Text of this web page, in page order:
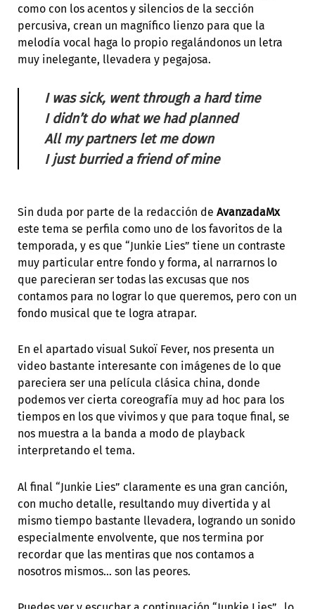
como con los acentos y silencios de la sección
percusiva, crean un magnífico lienzo para que la
melodía vocal haga lo propio regalándonos un letra
muy inelegante, llevadera y pegajosa.
I was sick, went through a hard time
I didn’t do what we had planned
All my partners let me down
I just burried a friend of mine
Sin duda por parte de la redacción de AvanzadaMx
este tema se perfila como uno de los favoritos de la
temporada, y es que “Junkie Lies” tiene un contraste
muy particular entre fondo y forma, al narrarnos lo
que parecieran ser todas las excusas que nos
contamos para no lograr lo que queremos, pero con un
fondo musical que te logra atrapar.
En el apartado visual Sukoï Fever, nos presenta un
video bastante interesante con imágenes de lo que
pareciera ser una película clásica china, donde
podemos ver cierta coreografía muy ad hoc para los
tiempos en los que vivimos y que para toque final, se
nos muestra a la banda a modo de playback
interpretando el tema.
Al final “Junkie Lies” claramente es una gran canción,
con mucho detalle, resultando muy divertida y al
mismo tiempo bastante llevadera, logrando un sonido
especialmente envolvente, que nos termina por
recordar que las mentiras que nos contamos a
nosotros mismos… son las peores.